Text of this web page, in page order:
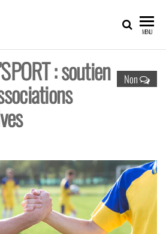
MENU
Non
: soutien